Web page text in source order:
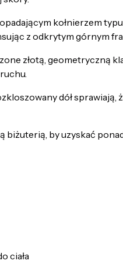
kołnierzem
z odkrytym górnym
złotą, geometryczną
dół
biżuterią, by uzyskać
ciała